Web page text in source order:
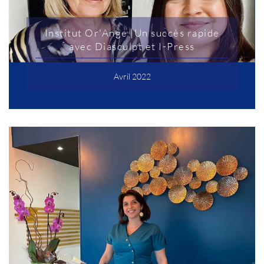
Institut Or'Ange |Un succès rapide
avec Diasculpt et I-Press
Avril 2022